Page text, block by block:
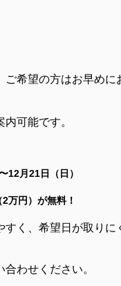
希望の方はお早めに
可能です。
12月21日（日）
万円）が無料！
すく、希望日が取り
わせください。